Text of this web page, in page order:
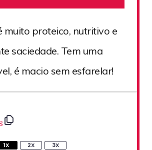
muito proteico, nutritivo e
saciedade. Tem uma
é macio sem esfarelar!
1X 2X 3X